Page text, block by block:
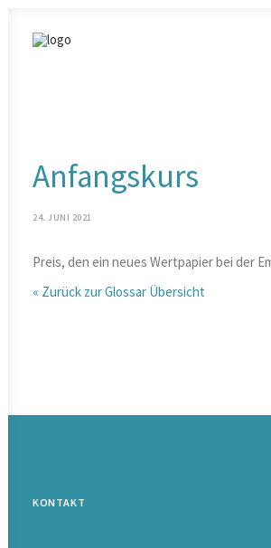
VORTRÄGE
Anfangskurs
24. JUNI 2021
Preis, den ein neues Wertpapier bei der
« Zurück zur Glossar Übersicht
KONTAKT